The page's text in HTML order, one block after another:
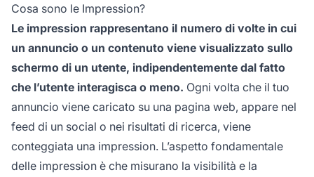
Cosa sono le Impression?
Le impression rappresentano il numero di volte in cui
un annuncio o un contenuto viene visualizzato sullo
schermo di un utente, indipendentemente dal fatto
che l’utente interagisca o meno. Ogni volta che il tuo
annuncio viene caricato su una pagina web, appare nel
feed di un social o nei risultati di ricerca, viene
conteggiata una impression. L’aspetto fondamentale
delle impression è che misurano la visibilità e la